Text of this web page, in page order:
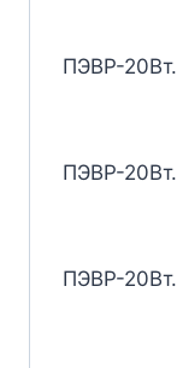
ПЭВР-20Вт.
ПЭВР-20Вт.
ПЭВР-20Вт.